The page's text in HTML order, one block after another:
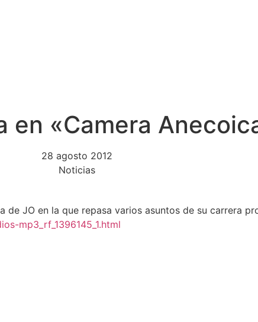
en «Camera
28 agosto 2012
Noticias
de JO en la que repasa varios asuntos de su carrera
mp3_rf_1396145_1.html